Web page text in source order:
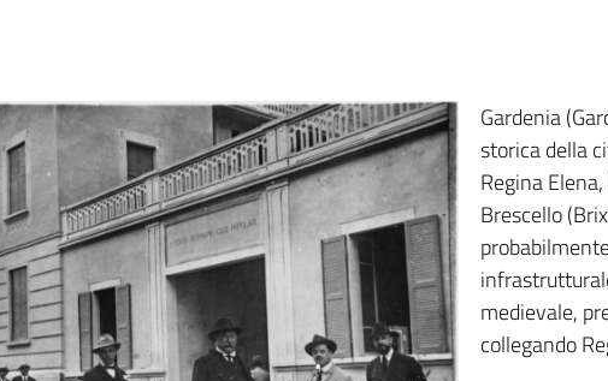
Gardenia
storica della
Regina
Brescello
medievale,
collegando